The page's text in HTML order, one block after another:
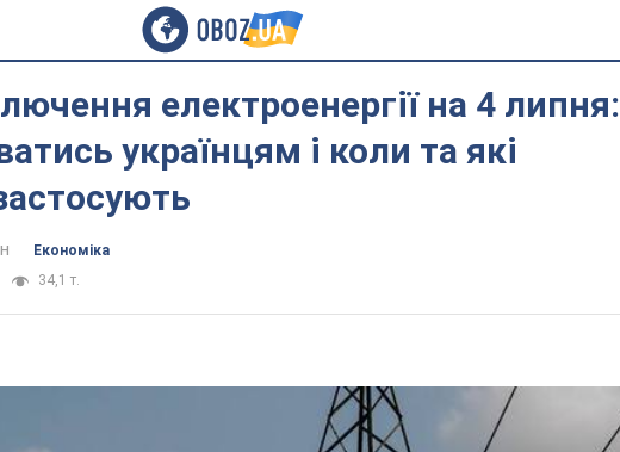
електроенергії на 4 липня:
українцям і коли та які
Економіка
34,1 т.